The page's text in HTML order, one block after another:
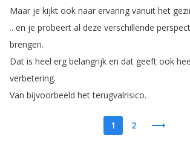
Maar je kijkt ook naar ervaring vanuit het
.. en je probeert al deze verschillende
brengen.
Dat is heel erg belangrijk en dat geeft ook
verbetering.
Van bijvoorbeeld het terugvalrisico.
1 2